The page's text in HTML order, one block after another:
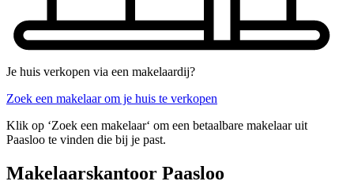
Je huis verkopen via een makelaardij?
Zoek een makelaar om je huis te verkopen
Klik op ‘Zoek een makelaar‘ om een betaalbare makelaar uit
Paasloo te vinden die bij je past.
Makelaarskantoor Paasloo